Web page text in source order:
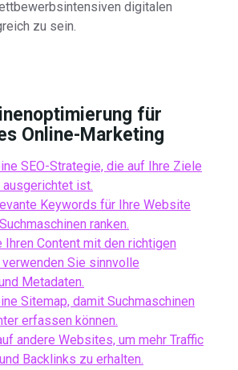
digitalen
zu sein.
für
Online-Marketing
SEO-Strategie, die auf Ihre Ziele
ausgerichtet ist.
Keywords für Ihre Website
ranken.
Ihren Content mit den richtigen
Sie sinnvolle
Metadaten.
Sitemap, damit Suchmaschinen
erfassen können.
andere Websites, um mehr Traffic
Backlinks zu erhalten.